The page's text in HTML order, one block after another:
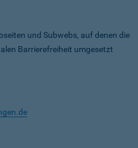
und Subwebs, auf denen die
Barrierefreiheit umgesetzt